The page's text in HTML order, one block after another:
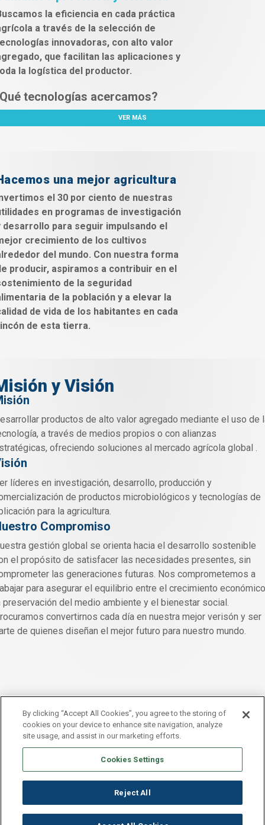
la eficiencia en cada práctica
a través de la selección de
innovadoras, con alto valor
que facilitan las aplicaciones y
la logística del productor.
tecnologías acercamos?
VER MÁS
una mejor agricultura
el 30 por ciento de nuestras
en programas de investigación
desarrollo para seguir impulsando el
crecimiento de los cultivos
del mundo. Con nuestra forma
producir, aspiramos a contribuir en el
de la seguridad
de la población y a elevar la
de vida de los habitantes en cada
de esta tierra.
y Visión
productos de alto valor agregado mediante el uso de
a través de medios propios o con alianzas
ofreciendo soluciones al mercado agrícola global .
líderes en investigación, desarrollo, producción y
de productos microbiológicos y tecnologías de
para la agricultura.
Compromiso
gestión global se orienta hacia el desarrollo sostenible
el propósito de satisfacer las necesidades presentes, sin
las generaciones futuras. Nos comprometemos a
para asegurar el equilibrio entre el crecimiento
preservación del medio ambiente y el bienestar social.
convertirnos cada día en nuestra mejor verisón y ser
de quienes diseñan el mejor futuro para nuestro mundo.
Pie de página GlobalNota legal
Política de Privacidad
By clicking “Accept All Cookies”, you agree to the storing of
cookies on your device to enhance site navigation, analyze
site usage, and assist in our marketing efforts.
Cookies Settings
Reject All